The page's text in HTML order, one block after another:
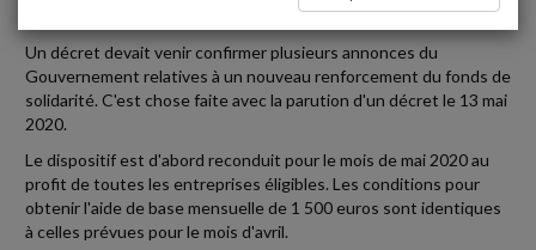
RENFORCEMENT DU FONDS DE SOLIDARITÉ
Un décret devait venir confirmer plusieurs annonces du
Gouvernement relatives à un nouveau renforcement du fonds de
solidarité. C'est chose faite avec la parution d'un décret le 13 mai
2020.
Le dispositif est d'abord reconduit pour le mois de mai 2020 au
profit de toutes les entreprises éligibles. Les conditions pour
obtenir l'aide de base mensuelle de 1 500 euros sont identiques
à celles prévues pour le mois d'avril.